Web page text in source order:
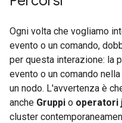
Ogni volta che vogliamo
evento o un comando,
per questa interazione: la
evento o un comando
un nodo. L'avvertenza è
anche Gruppi o operatori
cluster